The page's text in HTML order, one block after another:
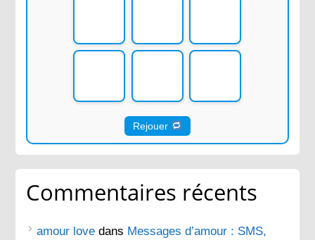
Rejouer
Commentaires récents
amour love dans Messages d’amour : SMS,